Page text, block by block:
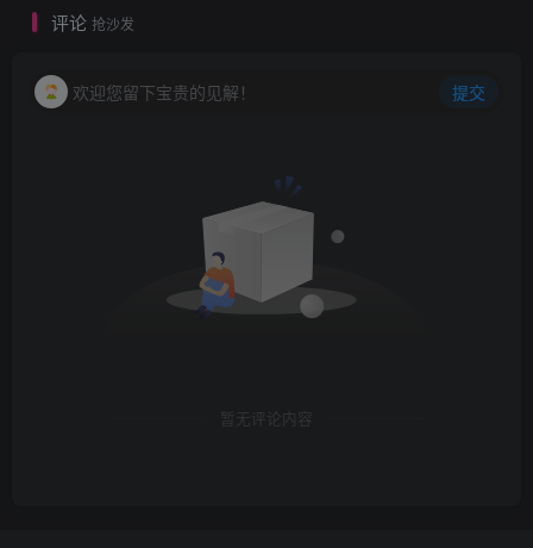
评论 抢沙发
欢迎您留下宝贵的见解！ 提交
暂无评论内容